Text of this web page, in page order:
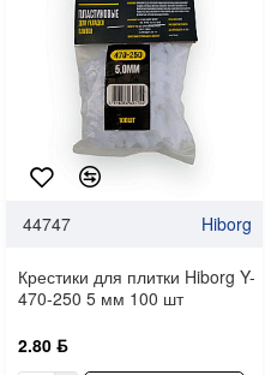
44747 Hiborg
Крестики для плитки Hiborg Y-
470-250 5 мм 100 шт
2.80 ƃ